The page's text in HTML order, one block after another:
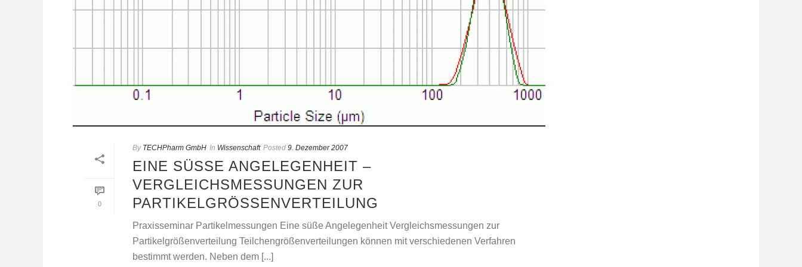
0
By TECHPharm GmbH In Wissenschaft Posted 9. Dezember 2007
EINE SÜSSE ANGELEGENHEIT – V
ERGLEICHSMESSUNGEN ZUR P
ARTIKELGRÖSSENVERTEILUNG
Praxisseminar Partikelmessungen Eine süße Angelegenheit Vergleichsmessungen zur
Partikelgrößenverteilung Teilchengrößenverteilungen können mit verschiedenen Verfahren
bestimmt werden. Neben dem [...]